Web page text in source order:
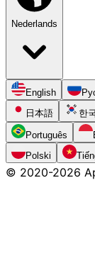
Nederlands
English
日本語
한
Português
Polski
© 2020-2026